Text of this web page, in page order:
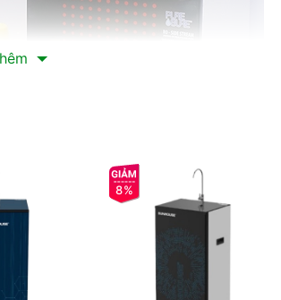
dùng quan sát và điều chỉnh các chức năng
8%